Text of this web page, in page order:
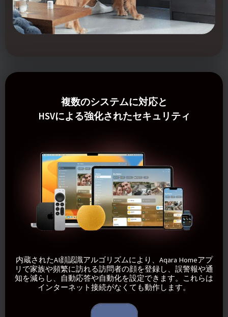
複数のシステムに対応と
HSVによる強化されたセキュリティ
内蔵されたAI顔認識アルゴリズムにより、Aqara Homeアプ
リで家族や頻繁に訪れる訪問者の顔を登録し、誤警報や通
知を減らし、自動応答や自動化を設定できます。これらは
インターネット接続がなくても動作します。